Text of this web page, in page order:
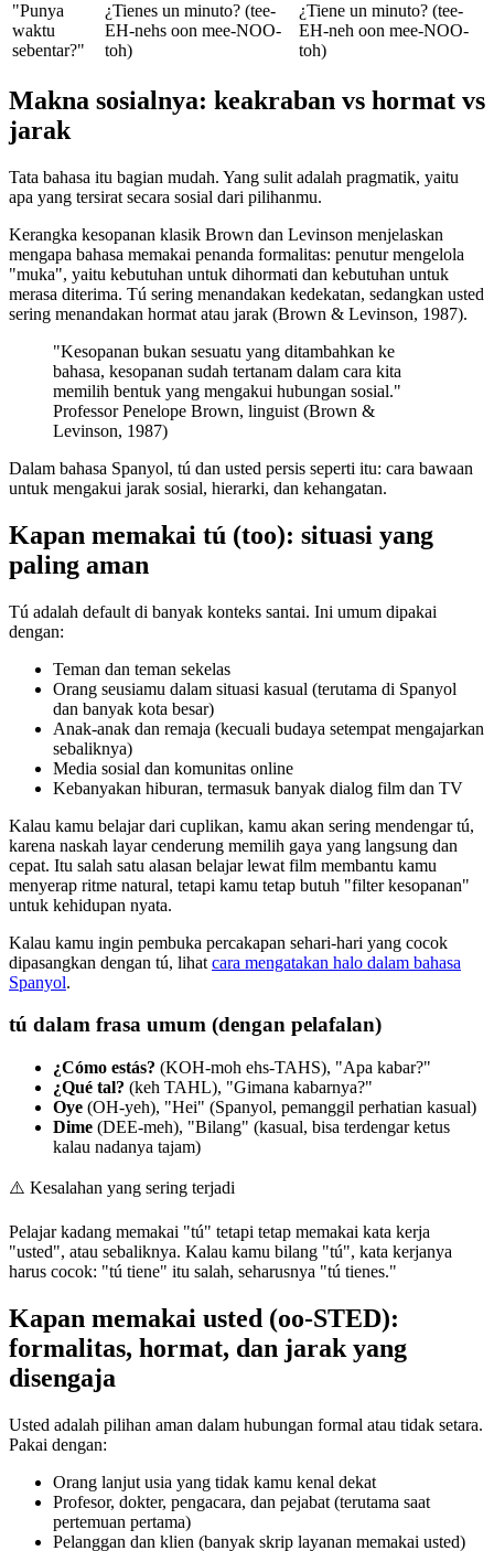
"Punya
waktu
sebentar?"
¿Tienes un minuto? (tee-
EH-nehs oon mee-NOO-
toh)
¿Tiene un minuto? (tee-
EH-neh oon mee-NOO-
toh)
Makna sosialnya: keakraban vs hormat vs
jarak
Tata bahasa itu bagian mudah. Yang sulit adalah pragmatik, yaitu
apa yang tersirat secara sosial dari pilihanmu.
Kerangka kesopanan klasik Brown dan Levinson menjelaskan
mengapa bahasa memakai penanda formalitas: penutur mengelola
"muka", yaitu kebutuhan untuk dihormati dan kebutuhan untuk
merasa diterima. Tú sering menandakan kedekatan, sedangkan usted
sering menandakan hormat atau jarak (Brown & Levinson, 1987).
"Kesopanan bukan sesuatu yang ditambahkan ke
bahasa, kesopanan sudah tertanam dalam cara kita
memilih bentuk yang mengakui hubungan sosial."
Professor Penelope Brown, linguist (Brown &
Levinson, 1987)
Dalam bahasa Spanyol, tú dan usted persis seperti itu: cara bawaan
untuk mengakui jarak sosial, hierarki, dan kehangatan.
Kapan memakai tú (too): situasi yang
paling aman
Tú adalah default di banyak konteks santai. Ini umum dipakai
dengan:
Teman dan teman sekelas
Orang seusiamu dalam situasi kasual (terutama di Spanyol
dan banyak kota besar)
Anak-anak dan remaja (kecuali budaya setempat mengajarkan
sebaliknya)
Media sosial dan komunitas online
Kebanyakan hiburan, termasuk banyak dialog film dan TV
Kalau kamu belajar dari cuplikan, kamu akan sering mendengar tú,
karena naskah layar cenderung memilih gaya yang langsung dan
cepat. Itu salah satu alasan belajar lewat film membantu kamu
menyerap ritme natural, tetapi kamu tetap butuh "filter kesopanan"
untuk kehidupan nyata.
Kalau kamu ingin pembuka percakapan sehari-hari yang cocok
dipasangkan dengan tú, lihat cara mengatakan halo dalam bahasa
Spanyol.
tú dalam frasa umum (dengan pelafalan)
¿Cómo estás? (KOH-moh ehs-TAHS), "Apa kabar?"
¿Qué tal? (keh TAHL), "Gimana kabarnya?"
Oye (OH-yeh), "Hei" (Spanyol, pemanggil perhatian kasual)
Dime (DEE-meh), "Bilang" (kasual, bisa terdengar ketus
kalau nadanya tajam)
⚠️ Kesalahan yang sering terjadi
Pelajar kadang memakai "tú" tetapi tetap memakai kata kerja
"usted", atau sebaliknya. Kalau kamu bilang "tú", kata kerjanya
harus cocok: "tú tiene" itu salah, seharusnya "tú tienes."
Kapan memakai usted (oo-STED):
formalitas, hormat, dan jarak yang
disengaja
Usted adalah pilihan aman dalam hubungan formal atau tidak setara.
Pakai dengan:
Orang lanjut usia yang tidak kamu kenal dekat
Profesor, dokter, pengacara, dan pejabat (terutama saat
pertemuan pertama)
Pelanggan dan klien (banyak skrip layanan memakai usted)